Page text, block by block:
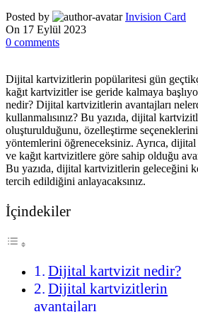
Posted by
Invision Card
On 17 Eylül 2023
0 comments
Dijital kartvizitlerin popülaritesi gün
kağıt kartvizitler ise geride kalmaya
nedir? Dijital kartvizitlerin avantajları
kullanmalısınız? Bu yazıda, dijital
oluşturulduğunu, özelleştirme
yöntemlerini öğreneceksiniz. Ayrıca,
ve kağıt kartvizitlere göre sahip olduğu
Bu yazıda, dijital kartvizitlerin geleceğini
tercih edildiğini anlayacaksınız.
İçindekiler
Dijital kartvizit nedir?
Dijital kartvizitlerin
avantajları